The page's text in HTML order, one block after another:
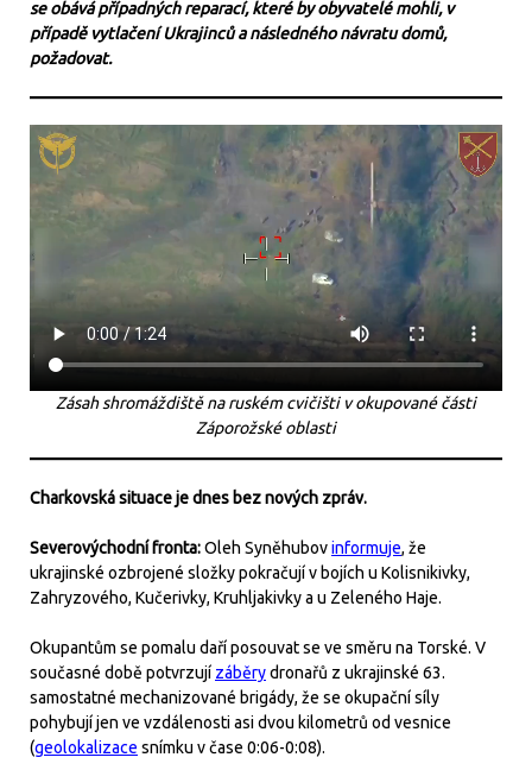
se obává případných reparací, které by obyvatelé mohli, v
případě vytlačení Ukrajinců a následného návratu domů,
požadovat.
Zásah shromáždiště na ruském cvičišti v okupované části
Záporožské oblasti
Charkovská situace je dnes bez nových zpráv.
Severovýchodní fronta:Oleh Syněhubovinformuje, že
ukrajinské ozbrojené složky pokračují v bojích u Kolisnikivky,
Zahryzového, Kučerivky, Kruhljakivky a u Zeleného Haje.
Okupantům se pomalu daří posouvat se ve směru na Torské. V
současné době potvrzují záběrydronařů z ukrajinské 63.
samostatné mechanizované brigády, že se okupační síly
pohybují jen ve vzdálenosti asi dvou kilometrů od vesnice
(geolokalizace snímku v čase 0:06-0:08).